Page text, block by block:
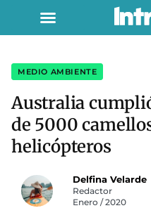
MEDIO AMBIENTE
Australia
de 5000
helicópteros
Delfina Velarde
Redactor
Enero / 2020